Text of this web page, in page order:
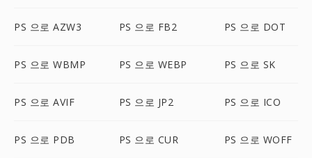
PS 으로 AZW3 PS 으로 FB2 PS 으로 DOT
PS 으로 WBMP PS 으로 WEBP PS 으로 SK
PS 으로 AVIF PS 으로 JP2 PS 으로 ICO
PS 으로 PDB PS 으로 CUR PS 으로 WOFF